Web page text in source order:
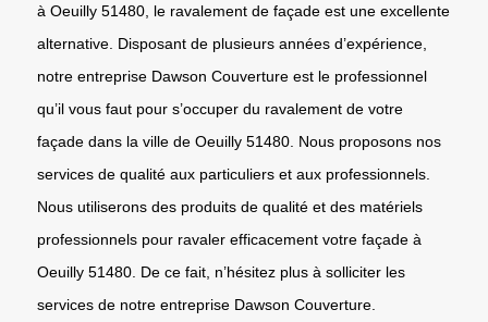
à Oeuilly 51480, le ravalement de façade est une excellente
alternative. Disposant de plusieurs années d’expérience,
notre entreprise Dawson Couverture est le professionnel
qu’il vous faut pour s’occuper du ravalement de votre
façade dans la ville de Oeuilly 51480. Nous proposons nos
services de qualité aux particuliers et aux professionnels.
Nous utiliserons des produits de qualité et des matériels
professionnels pour ravaler efficacement votre façade à
Oeuilly 51480. De ce fait, n’hésitez plus à solliciter les
services de notre entreprise Dawson Couverture.